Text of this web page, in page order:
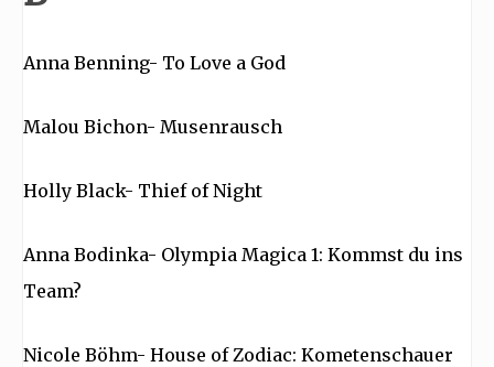
Anna Benning- To Love a God
Malou Bichon- Musenrausch
Holly Black- Thief of Night
Anna Bodinka- Olympia Magica 1: Kommst du ins
Team?
Nicole Böhm- House of Zodiac: Kometenschauer